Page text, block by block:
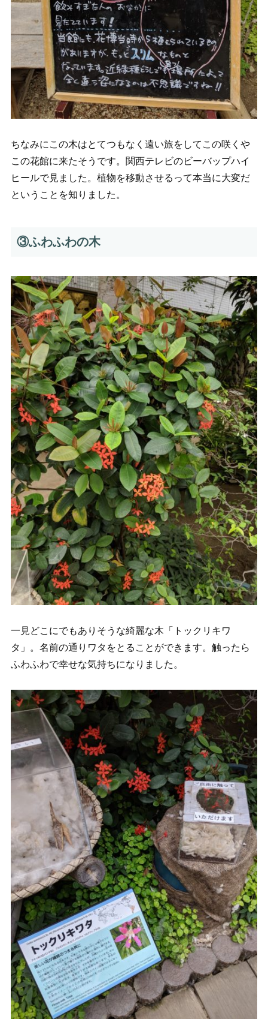
ちなみにこの木はとてつもなく遠い旅をしてこの咲くや
この花館に来たそうです。関西テレビのビーバップハイ
ヒールで見ました。植物を移動させるって本当に大変だ
ということを知りました。
③ふわふわの木
一見どこにでもありそうな綺麗な木「トックリキワ
タ」。名前の通りワタをとることができます。触ったら
ふわふわで幸せな気持ちになりました。